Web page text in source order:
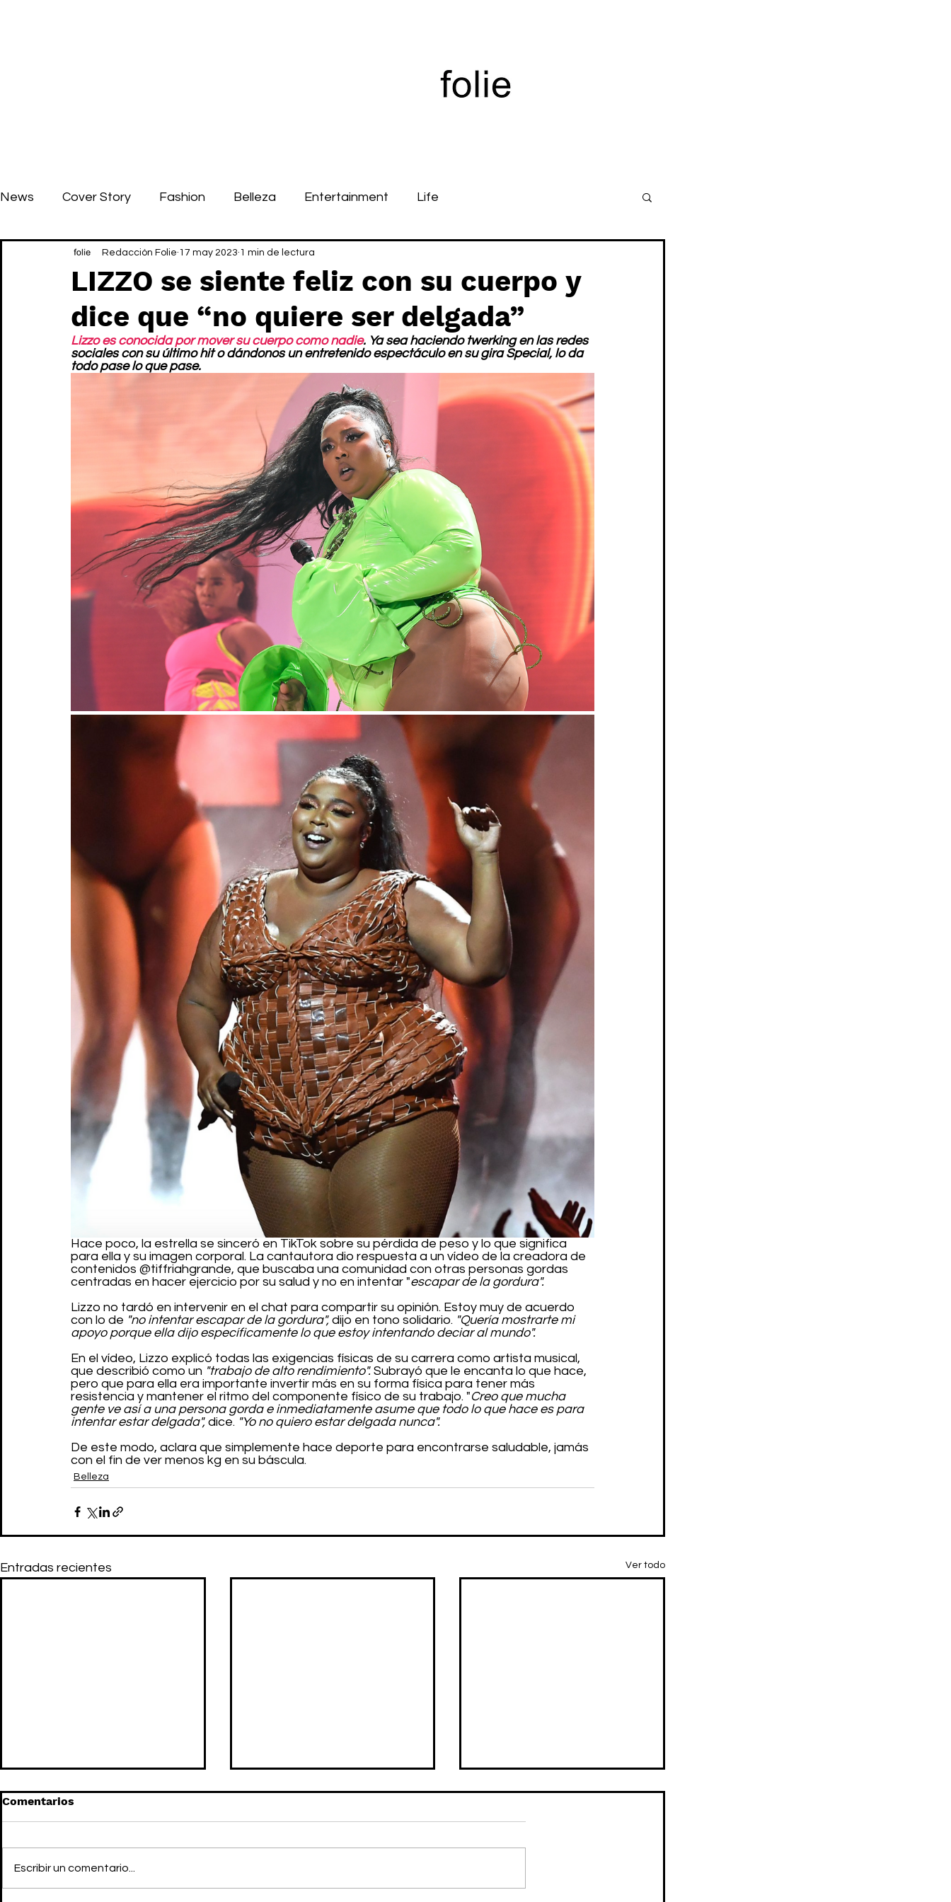
News Cover Story Fashion Belleza Entertainment Life
LIZZO se siente feliz con su cuerpo y
dice que “no quiere ser delgada”
Redacción Folie 17 may 2023 1 min de lectura
Lizzo es conocida por mover su cuerpo como nadie. Ya sea haciendo twerking en las redes
sociales con su último hit o dándonos un entretenido espectáculo en su gira Special, lo da
todo pase lo que pase.
Hace poco, la estrella se sinceró en TikTok sobre su pérdida de peso y lo que significa
para ella y su imagen corporal. La cantautora dio respuesta a un vídeo de la creadora de
contenidos @tiffriahgrande, que buscaba una comunidad con otras personas gordas
centradas en hacer ejercicio por su salud y no en intentar "escapar de la gordura".
Lizzo no tardó en intervenir en el chat para compartir su opinión. Estoy muy de acuerdo
con lo de "no intentar escapar de la gordura", dijo en tono solidario. "Quería mostrarte mi
apoyo porque ella dijo específicamente lo que estoy intentando deciar al mundo".
En el vídeo, Lizzo explicó todas las exigencias físicas de su carrera como artista musical,
que describió como un "trabajo de alto rendimiento". Subrayó que le encanta lo que hace,
pero que para ella era importante invertir más en su forma física para tener más
resistencia y mantener el ritmo del componente físico de su trabajo. "Creo que mucha
gente ve así a una persona gorda e inmediatamente asume que todo lo que hace es para
intentar estar delgada", dice. "Yo no quiero estar delgada nunca".
De este modo, aclara que simplemente hace deporte para encontrarse saludable, jamás
con el fin de ver menos kg en su báscula.
Belleza
Entradas recientes Ver todo
Comentarios
Escribir un comentario...